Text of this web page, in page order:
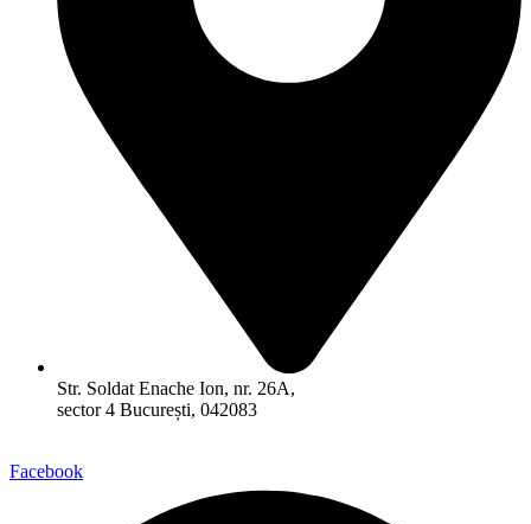
Str. Soldat Enache Ion, nr. 26A,
sector 4 București, 042083
Facebook